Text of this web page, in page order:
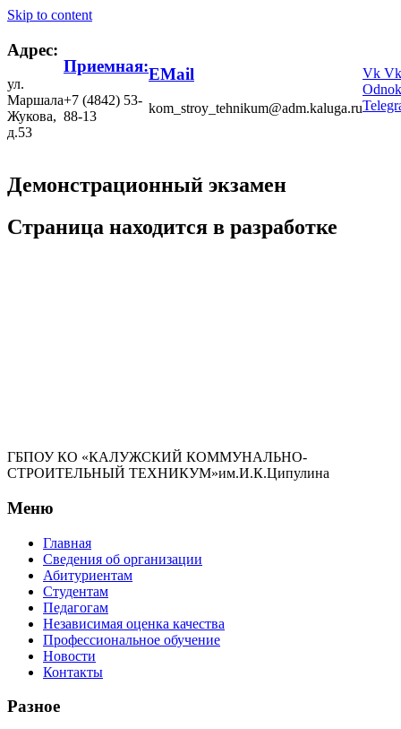
Skip to content
Адрес:
ул.
Маршала
Жукова,
д.53
Приемная:
+7 (4842) 53-
88-13
EMail
kom_stroy_tehnikum@adm.kaluga.ru
Vk Vk
Демонстрационный экзамен
Страница находится в разработке
ГБПОУ КО «КАЛУЖСКИЙ КОММУНАЛЬНО-
СТРОИТЕЛЬНЫЙ ТЕХНИКУМ»им.И.К.Ципулина
Меню
Главная
Сведения об организации
Абитуриентам
Студентам
Педагогам
Независимая оценка качества
Профессиональное обучение
Новости
Контакты
Разное